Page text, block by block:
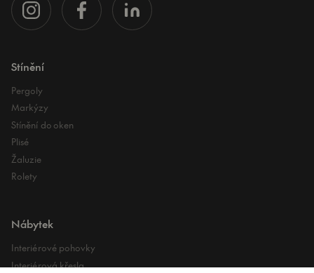
Stínění
Pergoly
Markýzy
Stínění do oken
Plisé
Žaluzie
Rolety
Nábytek
Interiérové pohovky
Interiérová křesla